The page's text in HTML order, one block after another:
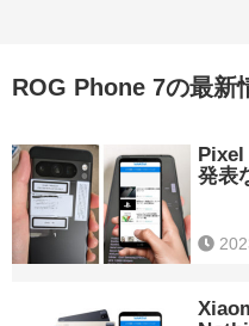
ROG Phone 7の最新
Pixel
発表